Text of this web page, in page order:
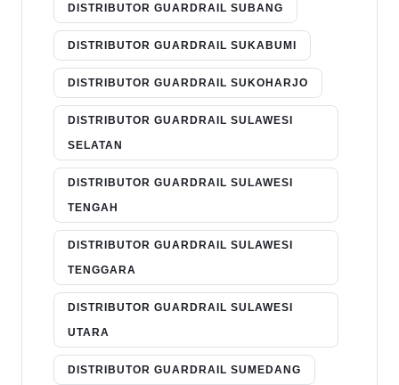
DISTRIBUTOR GUARDRAIL SUBANG
DISTRIBUTOR GUARDRAIL SUKABUMI
DISTRIBUTOR GUARDRAIL SUKOHARJO
DISTRIBUTOR GUARDRAIL SULAWESI
SELATAN
DISTRIBUTOR GUARDRAIL SULAWESI
TENGAH
DISTRIBUTOR GUARDRAIL SULAWESI
TENGGARA
DISTRIBUTOR GUARDRAIL SULAWESI
UTARA
DISTRIBUTOR GUARDRAIL SUMEDANG